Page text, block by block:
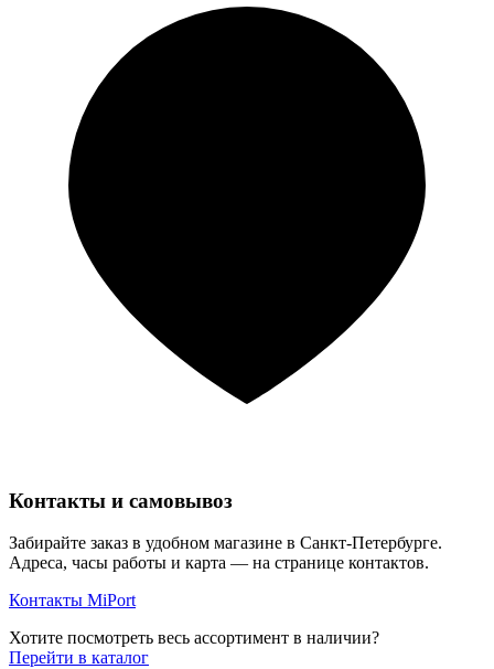
Контакты и самовывоз
Забирайте заказ в удобном магазине в Санкт-Петербурге.
Адреса, часы работы и карта — на странице контактов.
Контакты MiPort
Хотите посмотреть весь ассортимент в наличии?
Перейти в каталог